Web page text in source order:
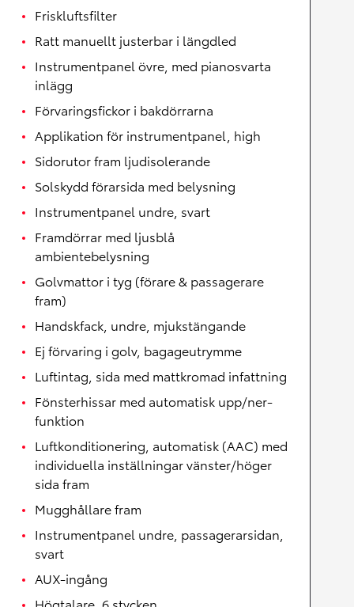
Friskluftsfilter
Ratt manuellt justerbar i längdled
Instrumentpanel övre, med pianosvarta
inlägg
Förvaringsfickor i bakdörrarna
Applikation för instrumentpanel, high
Sidorutor fram ljudisolerande
Solskydd förarsida med belysning
Instrumentpanel undre, svart
Framdörrar med ljusblå
ambientebelysning
Golvmattor i tyg (förare & passagerare
fram)
Handskfack, undre, mjukstängande
Ej förvaring i golv, bagageutrymme
Luftintag, sida med mattkromad infattning
Fönsterhissar med automatisk upp/ner-
funktion
Luftkonditionering, automatisk (AAC) med
individuella inställningar vänster/höger
sida fram
Mugghållare fram
Instrumentpanel undre, passagerarsidan,
svart
AUX-ingång